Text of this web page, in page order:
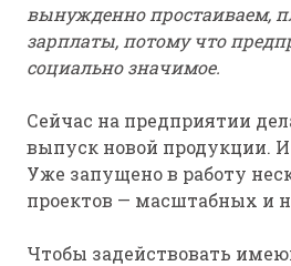
вынужденно простаиваем,
зарплаты, потому что
социально значимое.
Сейчас на предприятии
выпуск новой продукции. И
Уже запущено в работу
проектов — масштабных и
Чтобы задействовать